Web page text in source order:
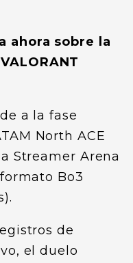
ahora sobre la
a la fase
North ACE
Streamer Arena
Bo3
de
el duelo